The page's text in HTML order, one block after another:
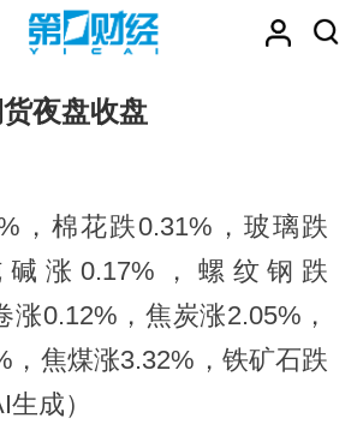
夜盘收盘
，棉花跌0.31%，玻璃跌
碱涨0.17%，螺纹钢跌
涨0.12%，焦炭涨2.05%，
，焦煤涨3.32%，铁矿石跌
成）